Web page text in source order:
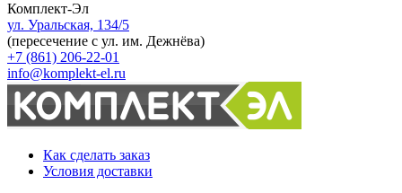
Комплект-Эл
ул. Уральская, 134/5
(пересечение с ул. им. Дежнёва)
+7 (861) 206-22-01
info@komplekt-el.ru
Как сделать заказ
Условия доставки